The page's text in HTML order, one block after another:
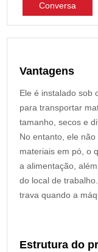
Conversa
Vantagens
Ele é instalado sob
para transportar
tamanho, secos e
No entanto, ele
materiais em pó, o
a alimentação,
do local de
trava quando a
Estrutura do